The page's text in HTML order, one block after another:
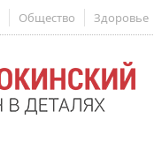
Общество Здоровье